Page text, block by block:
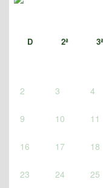
D 2ª 3ª
2 3 4
9 10 11
16 17 18
23 24 25